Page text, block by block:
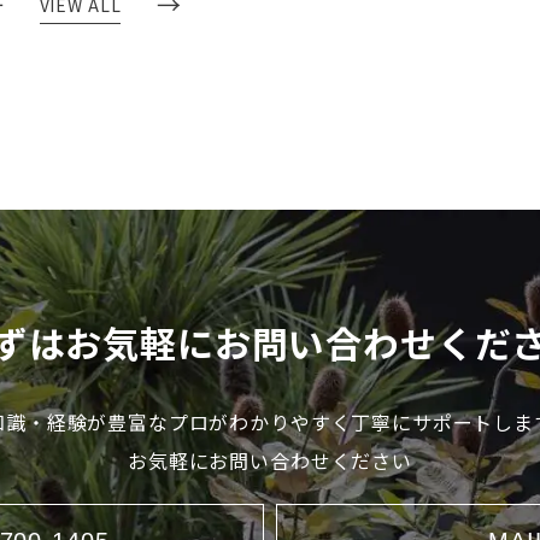
はお気軽にお問い合わせくだ
識・経験が豊富なプロがわかりやすく丁寧にサポートしま
お気軽にお問い合わせください